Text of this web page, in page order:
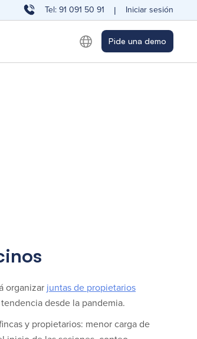
Tel: 91 091 50 91 | Iniciar sesión
Pide una demo
organizar juntas de propietarios
desde la pandemia.
y propietarios: menor carga de